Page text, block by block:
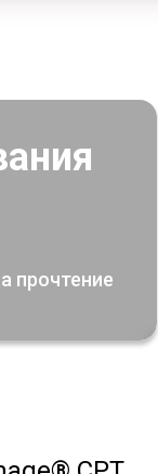
прочтение